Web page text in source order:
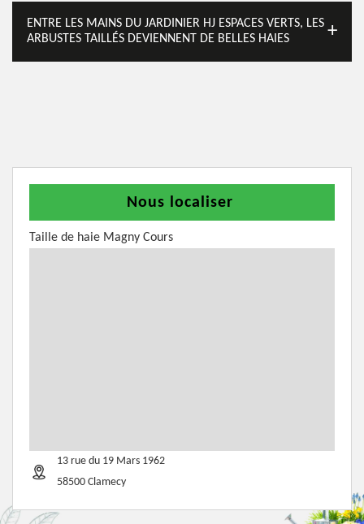
ENTRE LES MAINS DU JARDINIER HJ ESPACES VERTS, LES
ARBUSTES TAILLÉS DEVIENNENT DE BELLES HAIES
Nous localiser
Taille de haie Magny Cours
13 rue du 19 Mars 1962
58500 Clamecy